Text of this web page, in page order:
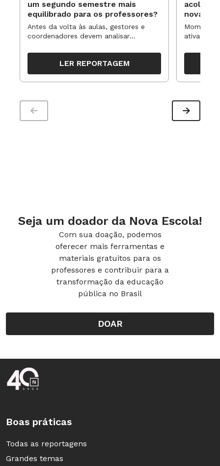
um segundo semestre mais
equilibrado para os professores?
Antes da volta às aulas, gestores e
coordenadores devem analisar
organizar ações para orientar o
trabalho pedagógico ao longo do
período
LER REPORTAGEM
novas
ativa
propostas
Seja um doador da Nova Escola!
Com sua doação, podemos
oferecer mais ferramentas e
materiais gratuitos para os
professores e contribuir para a
transformação da educação
pública no Brasil
DOAR
Rodapé da Nova Escola
Boas práticas
Todas as reportagens
Grandes temas